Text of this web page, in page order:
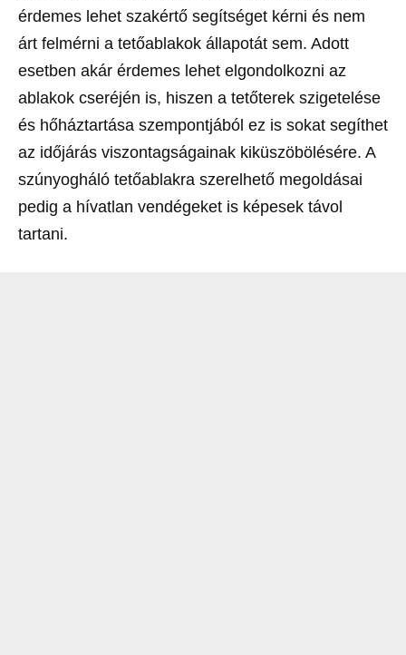
érdemes lehet szakértő segítséget kérni és nem
árt felmérni a tetőablakok állapotát sem. Adott
esetben akár érdemes lehet elgondolkozni az
ablakok cseréjén is, hiszen a tetőterek szigetelése
és hőháztartása szempontjából ez is sokat segíthet
az időjárás viszontagságainak kiküszöbölésére. A
szúnyogháló tetőablakra szerelhető megoldásai
pedig a hívatlan vendégeket is képesek távol
tartani.